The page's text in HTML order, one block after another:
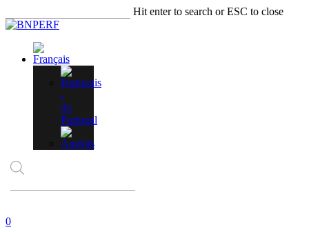
to
content
Hit enter to search or ESC to close
Close
account
0